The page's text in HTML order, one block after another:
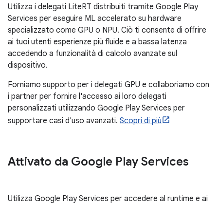
Utilizza i delegati LiteRT distribuiti tramite Google Play
Services per eseguire ML accelerato su hardware
specializzato come GPU o NPU. Ciò ti consente di offrire
ai tuoi utenti esperienze più fluide e a bassa latenza
accedendo a funzionalità di calcolo avanzate sul
dispositivo.
Forniamo supporto per i delegati GPU e collaboriamo con
i partner per fornire l'accesso ai loro delegati
personalizzati utilizzando Google Play Services per
supportare casi d'uso avanzati. Scopri di più
Attivato da Google Play Services
Utilizza Google Play Services per accedere al runtime e ai